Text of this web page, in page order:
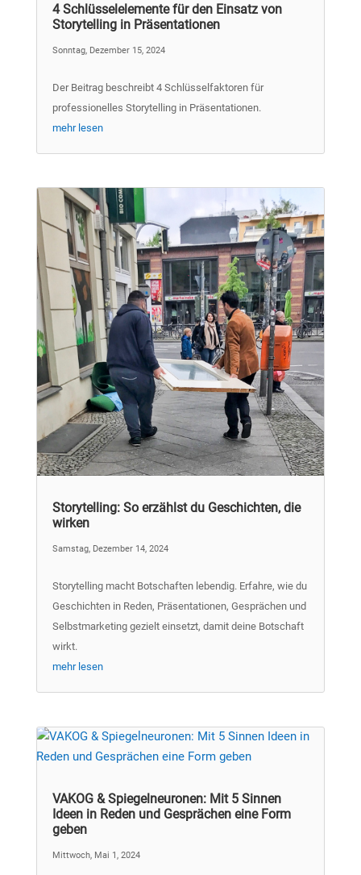
4 Schlüsselelemente für den Einsatz von
Storytelling in Präsentationen
Sonntag, Dezember 15, 2024
Der Beitrag beschreibt 4 Schlüsselfaktoren für
professionelles Storytelling in Präsentationen.
mehr lesen
Storytelling: So erzählst du Geschichten, die
wirken
Samstag, Dezember 14, 2024
Storytelling macht Botschaften lebendig. Erfahre, wie du
Geschichten in Reden, Präsentationen, Gesprächen und
Selbstmarketing gezielt einsetzt, damit deine Botschaft
wirkt.
mehr lesen
VAKOG & Spiegelneuronen: Mit 5 Sinnen
Ideen in Reden und Gesprächen eine Form
geben
Mittwoch, Mai 1, 2024